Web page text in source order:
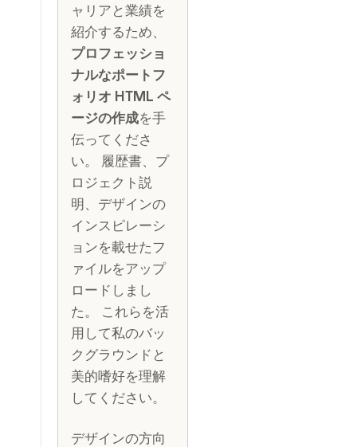
ャリアと業績を
紹介するため、
プロフェッショ
ナルなポートフ
ォリオ HTML ペ
ージの作成を手
伝ってくださ
い。 履歴書、プ
ロジェクト説
明、デザインの
インスピレーシ
ョンを載せたフ
ァイルをアップ
ロードしまし
た。 これらを活
用して私のバッ
クグラウンドと
美的嗜好を理解
してください。
デザインの方向